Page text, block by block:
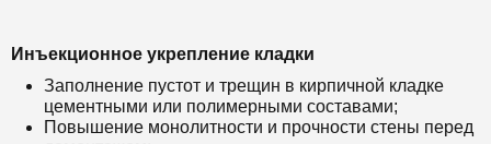
Инъекционное укрепление кладки
Заполнение пустот и трещин в кирпичной кладке
цементными или полимерными составами;
Повышение монолитности и прочности стены перед